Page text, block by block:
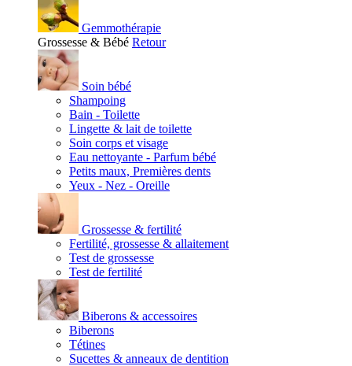
Gemmothérapie
Grossesse & Bébé Retour
Soin bébé
Shampoing
Bain - Toilette
Lingette & lait de toilette
Soin corps et visage
Eau nettoyante - Parfum bébé
Petits maux, Premières dents
Yeux - Nez - Oreille
Grossesse & fertilité
Fertilité, grossesse & allaitement
Test de grossesse
Test de fertilité
Biberons & accessoires
Biberons
Tétines
Sucettes & anneaux de dentition